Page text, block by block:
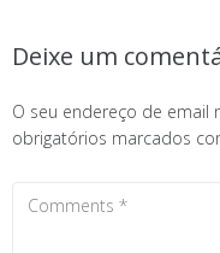
Deixe um
O seu endereço de email
obrigatórios marcados